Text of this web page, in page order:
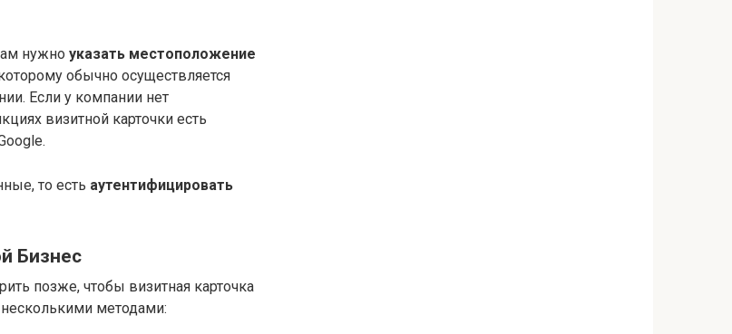
нужно указать местоположение
обычно осуществляется
Если у компании нет
визитной карточки есть
то есть аутентифицировать
Бизнес
позже, чтобы визитная карточка
методами: